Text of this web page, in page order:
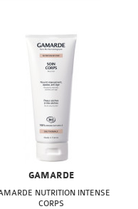
GAMARDE
NUTRITION INTENSE
CORPS